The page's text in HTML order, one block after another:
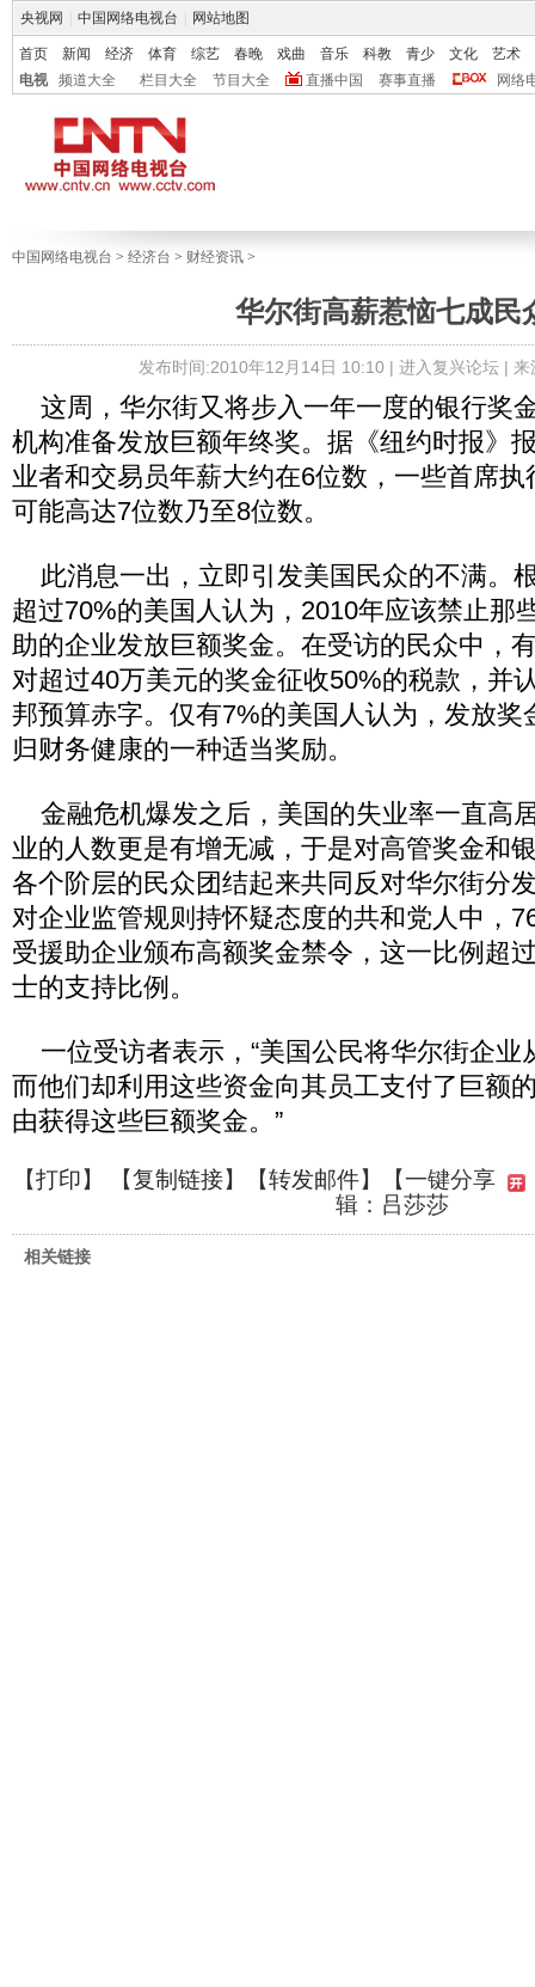
央视网 中国网络电视台 网站地图
首页 新闻 经济 体育 综艺 春晚 戏曲 音乐 科教 青少 文化
艺术
电视
频道大全 栏目大全 节目大全 直播中国 赛事直播 网络
中国网络电视台 > 经济台 > 财经资讯 >
华尔街高薪惹恼七成民
发布时间:2010年12月14日 10:10 | 进入复兴论坛| 来
这周，华尔街又将步入一年一度的银行奖
机构准备发放巨额年终奖。据《纽约时报》
业者和交易员年薪大约在6位数，一些首席执
可能高达7位数乃至8位数。
此消息一出，立即引发美国民众的不满。
超过70%的美国人认为，2010年应该禁止那
助的企业发放巨额奖金。在受访的民众中，
对超过40万美元的奖金征收50%的税款，并
邦预算赤字。仅有7%的美国人认为，发放奖
归财务健康的一种适当奖励。
金融危机爆发之后，美国的失业率一直高
业的人数更是有增无减，于是对高管奖金和
各个阶层的民众团结起来共同反对华尔街分
对企业监管规则持怀疑态度的共和党人中，
受援助企业颁布高额奖金禁令，这一比例超
士的支持比例。
一位受访者表示，“美国公民将华尔街企业
而他们却利用这些资金向其员工支付了巨额
由获得这些巨额奖金。”
【打印】 【复制链接】【转发邮件】
【一键分享
辑：吕莎莎
相关链接